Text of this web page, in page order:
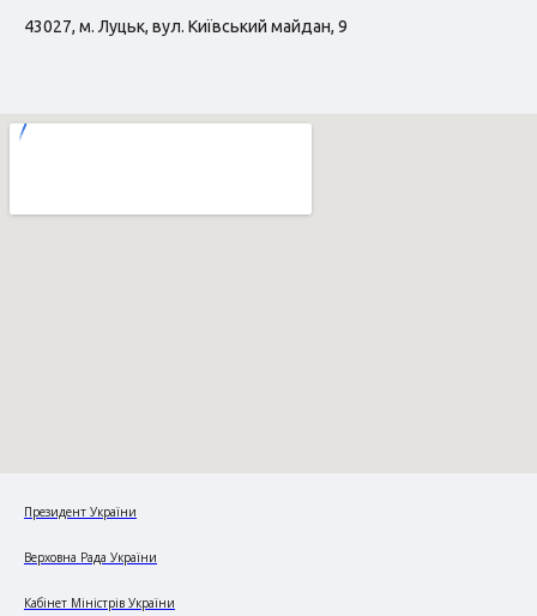
43027, м. Луцьк, вул. Київський майдан, 9
Президент України
Верховна Рада України
Кабінет Міністрів України